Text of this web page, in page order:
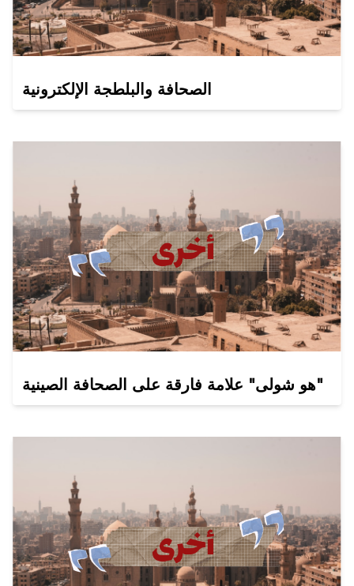
الصحافة والبلطجة الإلكترونية
هو شولى" علامة فارقة على الصحافة الصينية"